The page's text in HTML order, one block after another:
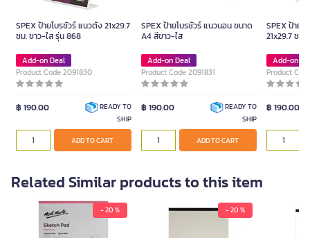
SPEX ป้ายโบรชัวร์ แนวตั้ง 21x29.7
ซม. ขาว-ใส รุ่น 868
Add-on Deal
Product Code 2091830
฿ 190.00
READY TO
SHIP
ADD TO CART
SPEX ป้ายโบรชัวร์ แนวนอน ขนาด
A4 สีขาว-ใส
Add-on Deal
Product Code 2091831
฿ 190.00
READY TO
SHIP
ADD TO CART
SPEX ป้าย
21x29.7 ซม.
Add-on
Product
฿ 190.00
Related Similar products to this item
- 20 % - 20 %